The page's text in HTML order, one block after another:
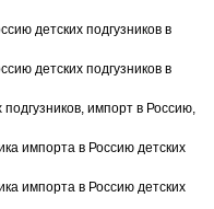
детских подгузников в
детских подгузников в
импорт в Россию,
импорта в Россию детских
импорта в Россию детских